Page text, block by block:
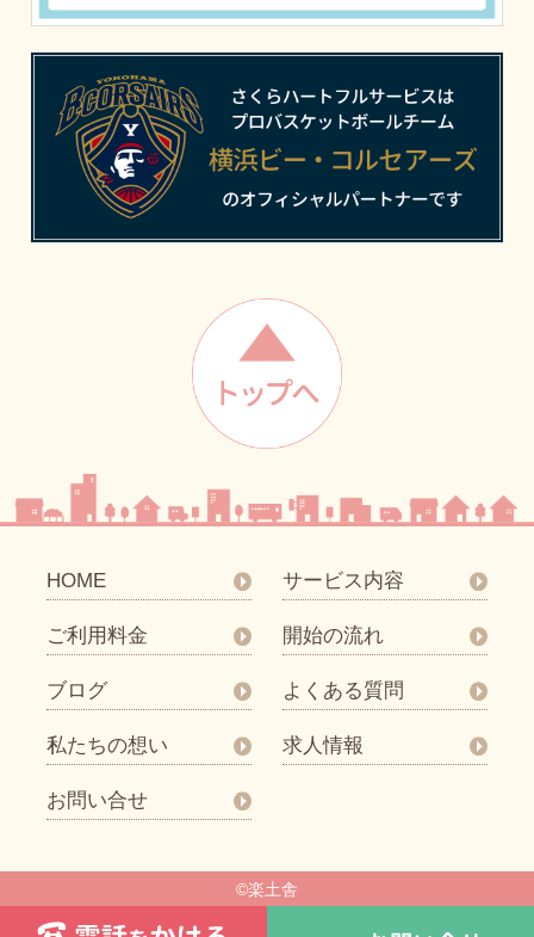
HOME サービス内容
ご利用料金 開始の流れ
ブログ よくある質問
私たちの想い 求人情報
お問い合せ
©楽土舎